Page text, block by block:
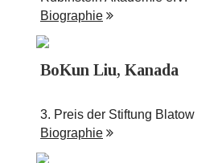
Biographie
BoKun Liu, Kanada
3. Preis der Stiftung Blatow
Biographie